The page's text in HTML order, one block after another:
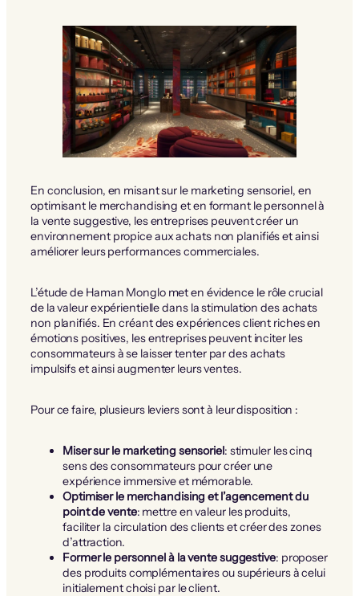
En conclusion, en misant sur le marketing sensoriel, en
optimisant le merchandising et en formant le personnel à
la vente suggestive, les entreprises peuvent créer un
environnement propice aux achats non planifiés et ainsi
améliorer leurs performances commerciales.
L’étude de Haman Monglo met en évidence le rôle crucial
de la valeur expérientielle dans la stimulation des achats
non planifiés. En créant des expériences client riches en
émotions positives, les entreprises peuvent inciter les
consommateurs à se laisser tenter par des achats
impulsifs et ainsi augmenter leurs ventes.
Pour ce faire, plusieurs leviers sont à leur disposition :
Miser sur le marketing sensoriel: stimuler les cinq
sens des consommateurs pour créer une
expérience immersive et mémorable.
Optimiser le merchandising et l’agencement du
point de vente: mettre en valeur les produits,
faciliter la circulation des clients et créer des zones
d’attraction.
Former le personnel à la vente suggestive: proposer
des produits complémentaires ou supérieurs à celui
initialement choisi par le client.